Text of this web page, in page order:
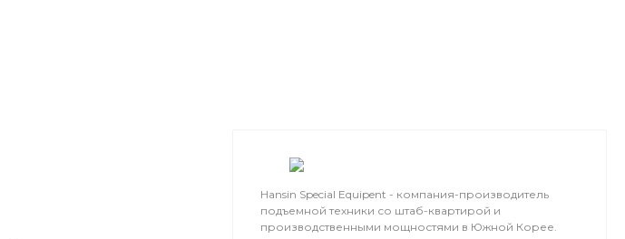
Hansin Special Equipent - компания-производитель
подъемной техники со штаб-квартирой и
производственными мощностями в Южной Корее.